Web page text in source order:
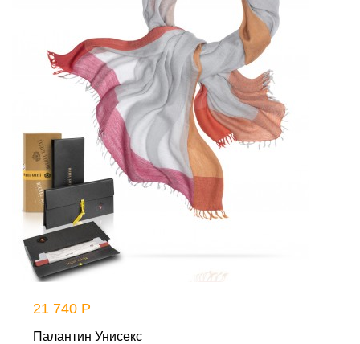
21 740 Р
Палантин Унисекс